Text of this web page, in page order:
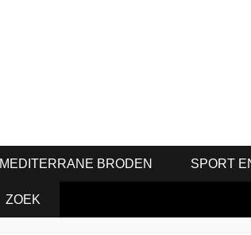
MEDITERRANE BRODEN SPORT
ZOEK